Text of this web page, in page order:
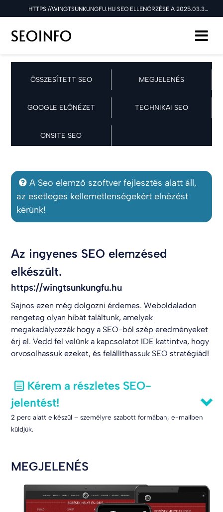
HTTPS://WINGTSUNKUNGFU.HU SEO ELLENŐRZÉSE A 2025.03.30 NAPON
ÖSSZESÍTETT SEO MEGJELENÉS
GOOGLE ELŐNÉZET TECHNIKAI SEO
ONSITE SEO
A Seo elemző szoftver fejlesztés alatt áll,
az esetleges kellemetlenségekért elnézést
kérünk!
Az ingyenes SEO elemzésed
elkészült.
https://wingtsunkungfu.hu
Sajnos ezen még dolgozni érdemes. Weboldaladon
rengeteg olyan hibát találtunk, amelyek
megakadályozzák hogy a SEO-ból szép eredményeket
érj el. Vedd fel velünk a kapcsolatot IDE kattintva, hogy
orvosolhassuk ezeket, és felállíthassuk SEO stratégiád!
Kérem a részletes SEO-
jelentést!
2 perc alatt elkészül – személyre szabott formában, e-mailben
küldjük.
MEGJELENÉS